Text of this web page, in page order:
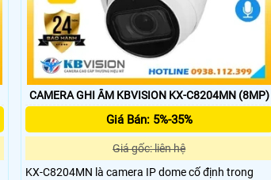
CAMERA GHI ÂM KBVISION KX-C8204MN (8MP)
Giá Bán: 5%-35%
Giá gốc: liên hệ
KX-C8204MN là camera IP dome cố định trong